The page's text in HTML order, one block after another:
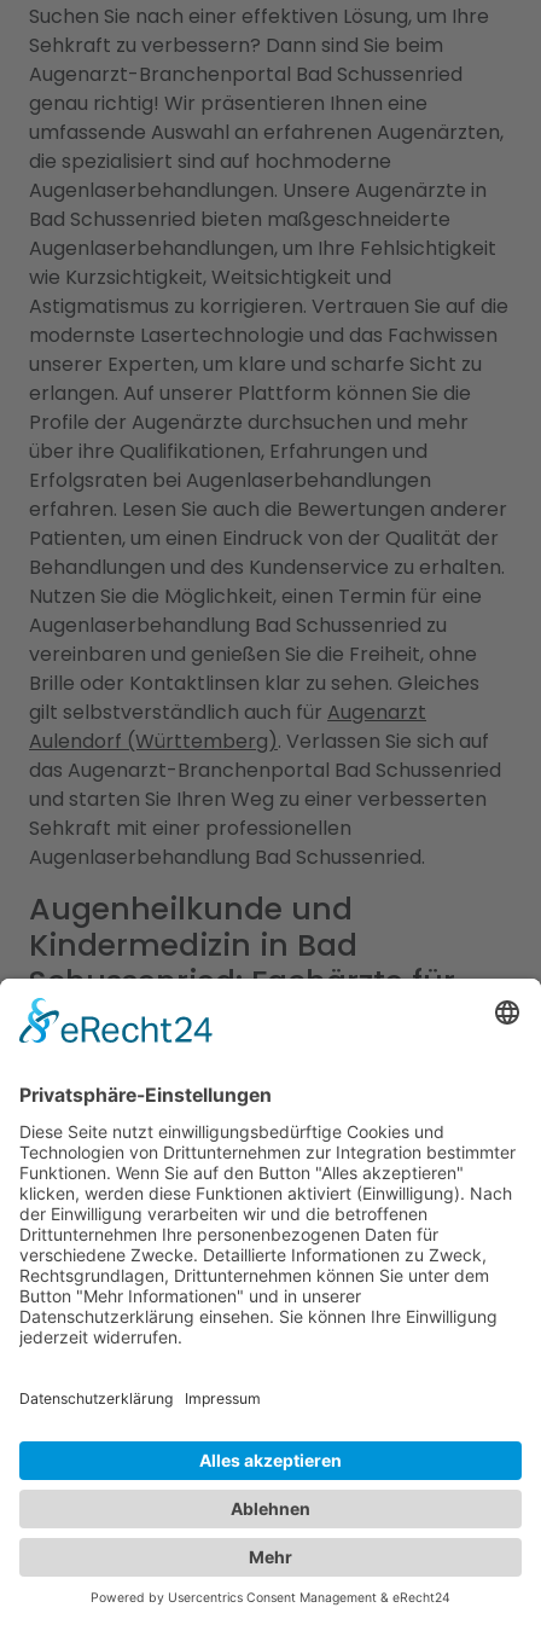
Suchen Sie nach einer effektiven Lösung, um Ihre
Sehkraft zu verbessern? Dann sind Sie beim
Augenarzt-Branchenportal Bad Schussenried
genau richtig! Wir präsentieren Ihnen eine
umfassende Auswahl an erfahrenen Augenärzten,
die spezialisiert sind auf hochmoderne
Augenlaserbehandlungen. Unsere Augenärzte in
Bad Schussenried bieten maßgeschneiderte
Augenlaserbehandlungen, um Ihre Fehlsichtigkeit
wie Kurzsichtigkeit, Weitsichtigkeit und
Astigmatismus zu korrigieren. Vertrauen Sie auf die
modernste Lasertechnologie und das Fachwissen
unserer Experten, um klare und scharfe Sicht zu
erlangen. Auf unserer Plattform können Sie die
Profile der Augenärzte durchsuchen und mehr
über ihre Qualifikationen, Erfahrungen und
Erfolgsraten bei Augenlaserbehandlungen
erfahren. Lesen Sie auch die Bewertungen anderer
Patienten, um einen Eindruck von der Qualität der
Behandlungen und des Kundenservice zu erhalten.
Nutzen Sie die Möglichkeit, einen Termin für eine
Augenlaserbehandlung Bad Schussenried zu
vereinbaren und genießen Sie die Freiheit, ohne
Brille oder Kontaktlinsen klar zu sehen. Gleiches
gilt selbstverständlich auch für Augenarzt
Aulendorf (Württemberg). Verlassen Sie sich auf
das Augenarzt-Branchenportal Bad Schussenried
und starten Sie Ihren Weg zu einer verbesserten
Sehkraft mit einer professionellen
Augenlaserbehandlung Bad Schussenried.
Augenheilkunde und
Kindermedizin in Bad
Schussenried: Fachärzte für
Ihre Augen- und
Kinderbedürfnisse
Bei uns finden Sie umfassende Informationen zu
beiden Fachrichtungen, um die beste medizinische
Versorgung für Ihre Familie in Bad Schussenried
sicherzustellen. Augenärzte sind spezialisiert auf
die Gesundheit der Augen. Sie bieten eine Vielzahl
von Leistungen an, von Routineuntersuchungen
über die Behandlung von Augenerkrankungen bis
hin zu operativen Eingriffen wie der
Augenlaserbehandlung. Unsere Augenärzte in der
modernste Technologie, um eine präzise Diagnose
und individuelle Behandlung für Ihre
Augenprobleme zu gewährleisten. EinKinderarzt
Bad Schussenriedhingegen sind darauf
spezialisiert, die Gesundheit und das Wohlbefinden
von Kindern zu betreuen. Sie bieten umfassende
Vorsorgeuntersuchungen, Impfungen, Behandlung
von akuten und chronischen Erkrankungen sowie